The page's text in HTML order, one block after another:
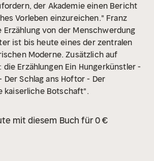
der Akademie einen Bericht
Vorleben einzureichen." Franz
Erzählung von der Menschwerdung
ist bis heute eines der zentralen
Moderne. Zusätzlich auf
die Erzählungen Ein Hungerkünstler -
Der Schlag ans Hoftor - Der
kaiserliche Botschaft".
mit diesem Buch für 0 €